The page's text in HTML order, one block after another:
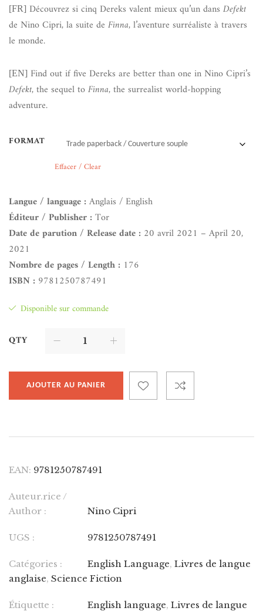
[FR] Découvrez si cinq Dereks valent mieux qu’un dans Defekt
de Nino Cipri, la suite de Finna, l’aventure surréaliste à travers
le monde.
[EN] Find out if five Dereks are better than one in Nino Cipri’s
Defekt, the sequel toFinna, the surrealist world-hopping
adventure.
FORMAT
Effacer / Clear
Langue / language :Anglais / English
Éditeur / Publisher :Tor
Date de parution / Release date : 20 avril 2021 – April 20,
2021
Nombre de pages / Length : 176
ISBN : 9781250787491
Disponible sur commande
QTY
AJOUTER AU PANIER
EAN: 9781250787491
Auteur.rice /
Author :
Nino Cipri
UGS : 9781250787491
Catégories : English Language, Livres de langue
anglaise, Science Fiction
Étiquette : English language, Livres de langue